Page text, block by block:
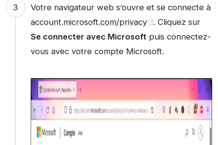
Votre navigateur web s’ouvre et se connecte à
account.microsoft.com/privacy
. Cliquez sur
Se connecter avec Microsoft puis connectez-
vous avec votre compte Microsoft.